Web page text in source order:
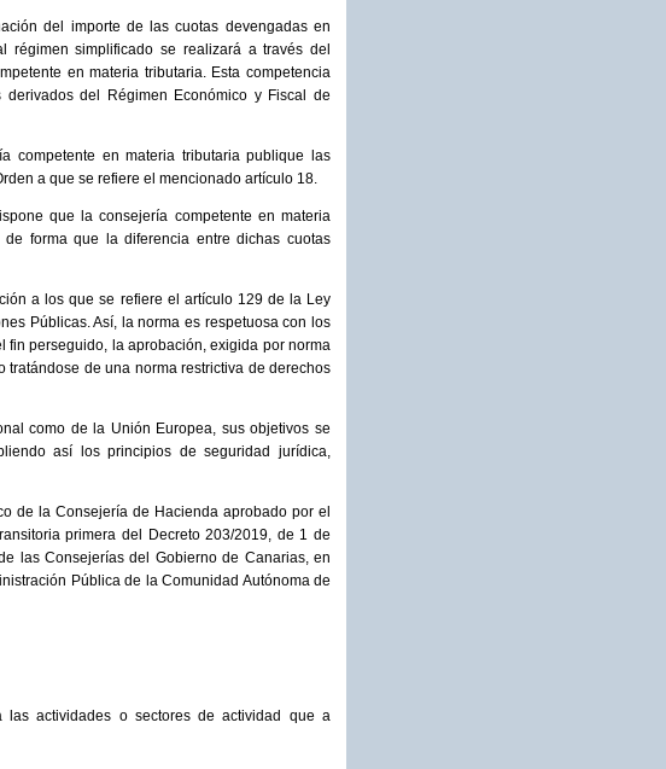
del importe de las cuotas devengadas en
régimen simplificado se realizará a través del
en materia tributaria. Esta competencia
del Régimen Económico y Fiscal de
competente en materia tributaria publique las
a que se refiere el mencionado artículo 18.
que la consejería competente en materia
forma que la diferencia entre dichas cuotas
a los que se refiere el artículo 129 de la Ley
Públicas. Así, la norma es respetuosa con los
perseguido, la aprobación, exigida por norma
de una norma restrictiva de derechos
como de la Unión Europea, sus objetivos se
así los principios de seguridad jurídica,
de la Consejería de Hacienda aprobado por el
primera del Decreto 203/2019, de 1 de
las Consejerías del Gobierno de Canarias, en
Pública de la Comunidad Autónoma de
las actividades o sectores de actividad que a